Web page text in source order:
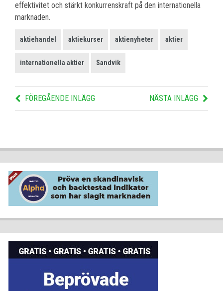
effektivitet och stärkt konkurrenskraft på den internationella
marknaden.
aktiehandel aktiekurser aktienyheter aktier
internationella aktier Sandvik
FÖREGÅENDE INLÄGG NÄSTA INLÄGG